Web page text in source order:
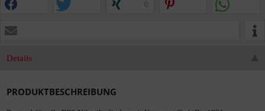
0
Details
PRODUKTBESCHREIBUNG